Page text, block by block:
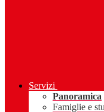
Servizi
Panoramica
Famiglie e